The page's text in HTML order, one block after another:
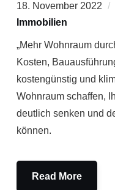
18. November 2022
Immobilien
„Mehr Wohnraum
Kosten,
kostengünstig und
Wohnraum schaffen,
deutlich senken und
können.
Read More